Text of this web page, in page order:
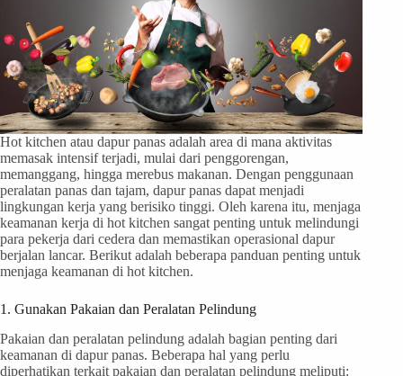
Hot kitchen atau dapur panas adalah area di mana aktivitas
memasak intensif terjadi, mulai dari penggorengan,
memanggang, hingga merebus makanan. Dengan penggunaan
peralatan panas dan tajam, dapur panas dapat menjadi
lingkungan kerja yang berisiko tinggi. Oleh karena itu, menjaga
keamanan kerja di hot kitchen sangat penting untuk melindungi
para pekerja dari cedera dan memastikan operasional dapur
berjalan lancar. Berikut adalah beberapa panduan penting untuk
menjaga keamanan di hot kitchen.
1. Gunakan Pakaian dan Peralatan Pelindung
Pakaian dan peralatan pelindung adalah bagian penting dari
keamanan di dapur panas. Beberapa hal yang perlu
diperhatikan terkait pakaian dan peralatan pelindung meliputi: